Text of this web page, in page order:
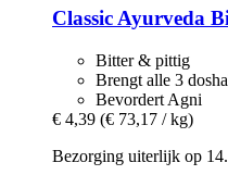
Classic Ayurveda
Bitter & pittig
Brengt alle 3
Bevordert Agni
€ 4,39 (€ 73,17 / kg)
Bezorging uiterlijk op